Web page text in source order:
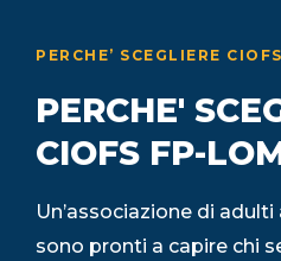
PERCHE’ SCEGLIERE CIOFS
PERCHE'
CIOFS FP-
Un’associazione di
sono pronti a capire chi